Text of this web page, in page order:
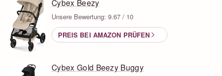
Cybex Beezy
Unsere Bewertung: 9.67 / 10
PREIS BEI AMAZON PRÜFEN
Cybex Gold Beezy Buggy